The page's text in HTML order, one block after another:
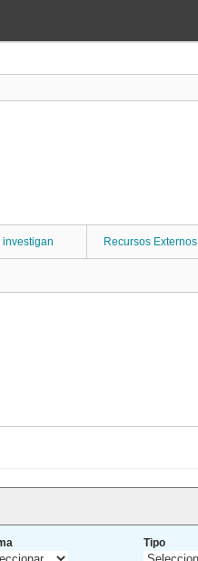
investigan Recursos Externos
Tipo